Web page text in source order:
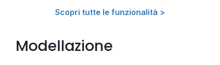
Scopri tutte le funzionalità >
Modellazione